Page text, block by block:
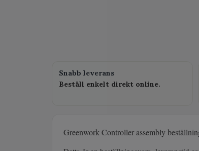
Snabb leverans
Beställ enkelt direkt online.
Greenwork Controller assembly